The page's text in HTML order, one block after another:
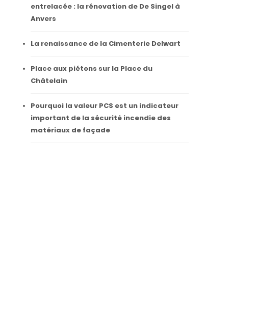
entrelacée : la rénovation de De Singel à
Anvers
La renaissance de la Cimenterie Delwart
Place aux piétons sur la Place du
Châtelain
Pourquoi la valeur PCS est un indicateur
important de la sécurité incendie des
matériaux de façade